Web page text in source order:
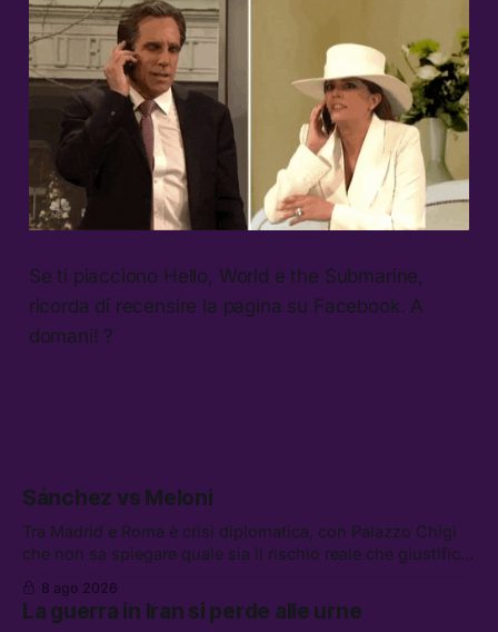
Se ti piacciono Hello, World e the Submarine,
ricorda di recensire la pagina su Facebook. A
domani! ?
Sánchez vs Meloni
Tra Madrid e Roma è crisi diplomatica, con Palazzo Chigi
che non sa spiegare quale sia il rischio reale che giustifica
la sospensione di Schengen. Tra le altre notizie: l’accordo
di difesa tra Arabia Saudita, Pakistan e Turchia, la crisi del
carburante irregolare, e un altro caso di IA ribelle
8 ago 2026
La guerra in Iran si perde alle urne